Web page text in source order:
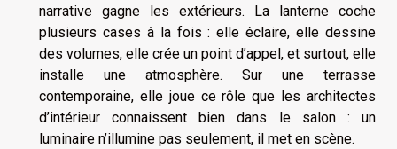
narrative gagne les extérieurs. La lanterne coche
plusieurs cases à la fois : elle éclaire, elle dessine
des volumes, elle crée un point d’appel, et surtout, elle
installe une atmosphère. Sur une terrasse
contemporaine, elle joue ce rôle que les architectes
d’intérieur connaissent bien dans le salon : un
luminaire n’illumine pas seulement, il met en scène.